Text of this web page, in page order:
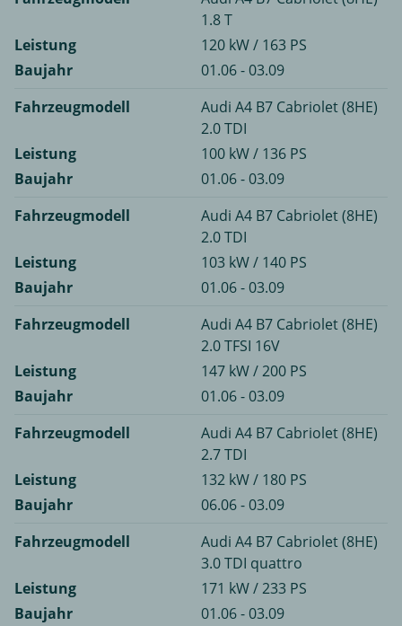
1.8 T
Leistung
120 kW / 163 PS
Baujahr
01.06 - 03.09
Fahrzeugmodell
Audi A4 B7 Cabriolet (8HE)
2.0 TDI
Leistung
100 kW / 136 PS
Baujahr
01.06 - 03.09
Fahrzeugmodell
Audi A4 B7 Cabriolet (8HE)
2.0 TDI
Leistung
103 kW / 140 PS
Baujahr
01.06 - 03.09
Fahrzeugmodell
Audi A4 B7 Cabriolet (8HE)
2.0 TFSI 16V
Leistung
147 kW / 200 PS
Baujahr
01.06 - 03.09
Fahrzeugmodell
Audi A4 B7 Cabriolet (8HE)
2.7 TDI
Leistung
132 kW / 180 PS
Baujahr
06.06 - 03.09
Fahrzeugmodell
Audi A4 B7 Cabriolet (8HE)
3.0 TDI quattro
Leistung
171 kW / 233 PS
Baujahr
01.06 - 03.09